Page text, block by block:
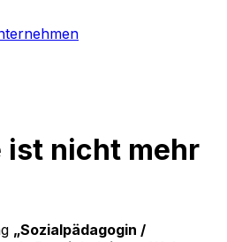
ist nicht mehr
„Sozialpädagogin /